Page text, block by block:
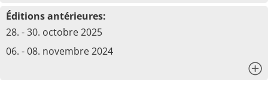
Éditions antérieures:
28. - 30. octobre 2025
06. - 08. novembre 2024